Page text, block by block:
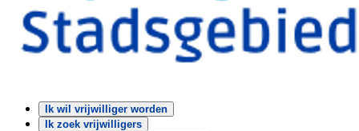
Ik wil vrijwilliger worden
Ik zoek vrijwilligers